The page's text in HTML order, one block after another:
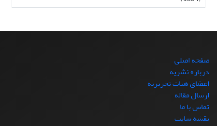
صفحه اصلی
درباره نشریه
اعضای هیات تحریریه
ارسال مقاله
تماس با ما
نقشه سایت